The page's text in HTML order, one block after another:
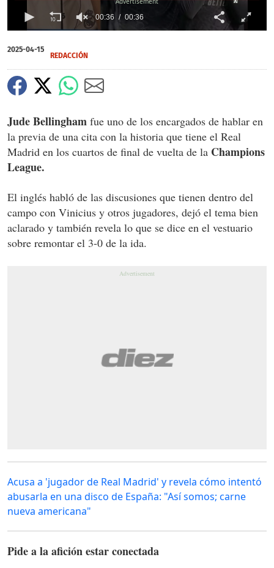
of
36
00:36 00:36
2025-04-15
REDACCIÓN
Jude Bellingham fue uno de los encargados de hablar en
la previa de una cita con la historia que tiene el Real
Madrid en los cuartos de final de vuelta de la Champions
League.
El inglés habló de las discusiones que tienen dentro del
campo con Vinicius y otros jugadores, dejó el tema bien
aclarado y también revela lo que se dice en el vestuario
sobre remontar el 3-0 de la ida.
Acusa a 'jugador de Real Madrid' y revela cómo intentó
abusarla en una disco de España: "Así somos; carne
nueva americana"
Pide a la afición estar conectada